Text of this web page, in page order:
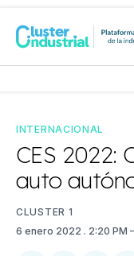
INTERNACIONAL
CES 2022:
auto
CLUSTER 1
6 enero 2022 . 2:20 PM